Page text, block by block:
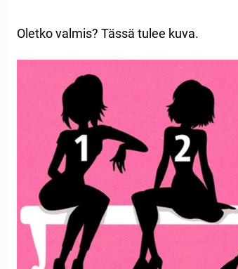
Oletko valmis? Tässä tulee kuva.